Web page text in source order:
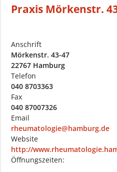
Praxis Mörkenstr.
Anschrift
Mörkenstr. 43-47
22767 Hamburg
Telefon
040 8703363
Fax
040 87007326
Email
rheumatologie@hamburg.de
Website
http://
Öffnungszeiten: